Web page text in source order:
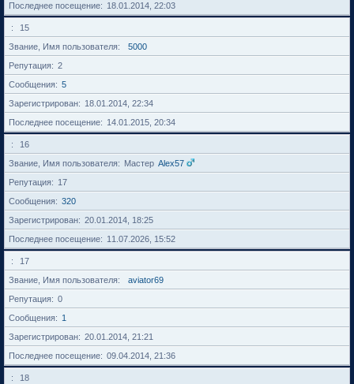
Последнее посещение 18.01.2014, 22:03
15
Звание, Имя пользователя
5000
Репутация
2
Сообщения
5
Зарегистрирован
18.01.2014, 22:34
Последнее посещение
14.01.2015, 20:34
16
Звание, Имя пользователя
Мастер Alex57
Репутация
17
Сообщения
320
Зарегистрирован
20.01.2014, 18:25
Последнее посещение
11.07.2026, 15:52
17
Звание, Имя пользователя
aviator69
Репутация
0
Сообщения
1
Зарегистрирован
20.01.2014, 21:21
Последнее посещение
09.04.2014, 21:36
18